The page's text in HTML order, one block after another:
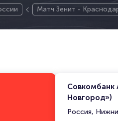
Матч Зенит -
Совкомбанк
Новгород»)
Россия,